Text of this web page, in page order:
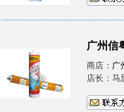
广州信
商店： 广
店长：马